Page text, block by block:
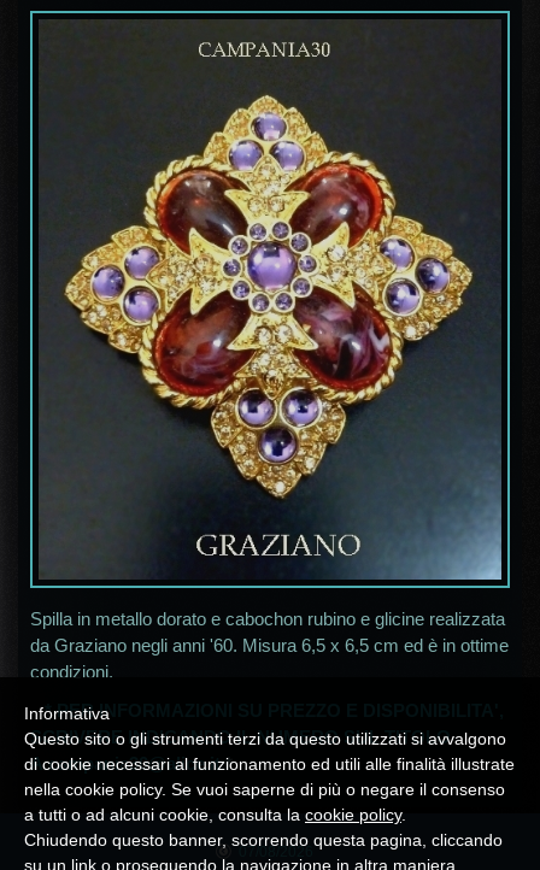
Spilla in metallo dorato e cabochon rubino e glicine realizzata
da Graziano negli anni '60. Misura 6,5 x 6,5 cm ed è in ottime
condizioni.
* PER INFORMAZIONI SU PREZZO E DISPONIBILITA',
SCRIVERE INDICANDO IL NUMERO SUL TITOLO
Acampania30@alice.it*
Informativa
Questo sito o gli strumenti terzi da questo utilizzati si avvalgono
di cookie necessari al funzionamento ed utili alle finalità illustrate
nella cookie policy. Se vuoi saperne di più o negare il consenso
a tutti o ad alcuni cookie, consulta la cookie policy.
Chiudendo questo banner, scorrendo questa pagina, cliccando
su un link o proseguendo la navigazione in altra maniera,